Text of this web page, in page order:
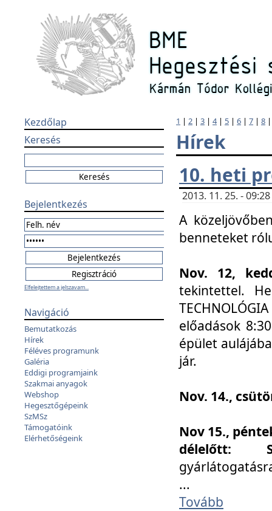
Kezdőlap
Keresés
Bejelentkezés
Elfelejtettem a jelszavam...
Navigáció
Bemutatkozás
Hírek
Féléves programunk
Galéria
Eddigi programjaink
Szakmai anyagok
Webshop
Hegesztőgépeink
SzMSz
Támogatóink
Elérhetőségeink
1 | 2 | 3 | 4| 5 | 6 | 7 | 8
Hírek
10. heti
2013. 11. 25. -
A
benneteket
Nov. 12,
tekintettel.
előadások
épület
jár.
Nov. 14.,
Nov 15.,
délelőtt:
...
Tovább